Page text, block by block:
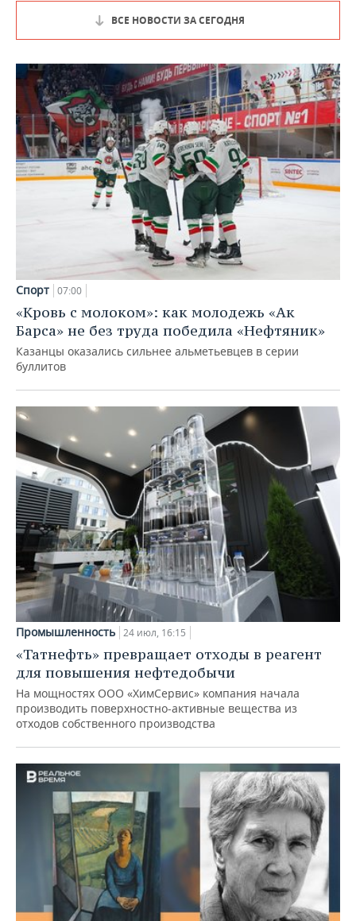
ВСЕ НОВОСТИ ЗА СЕГОДНЯ
Спорт 07:00
«Кровь с молоком»: как молодежь «Ак
Барса» не без труда победила «Нефтяник»
Казанцы оказались сильнее альметьевцев в серии
буллитов
Промышленность 24 июл, 16:15
«Татнефть» превращает отходы в реагент
для повышения нефтедобычи
На мощностях ООО «ХимСервис» компания начала
производить поверхностно-активные вещества из
отходов собственного производства